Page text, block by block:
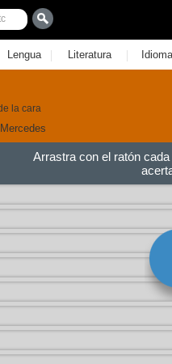
Lengua | Literatura |
la cara
Mercedes
Arrastra con el ratón